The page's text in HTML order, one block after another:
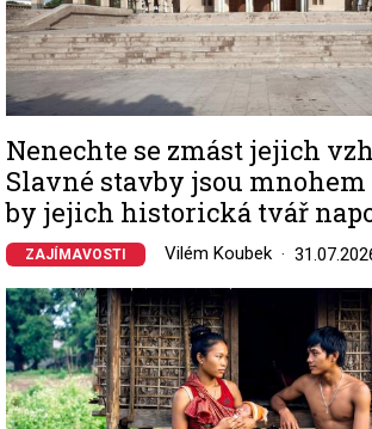
Nenechte se zmást jejich
Slavné stavby jsou
by jejich historická tvář
ZAJÍMAVOSTI Vilém Koubek
Image